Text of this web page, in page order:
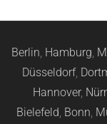
Berlin, Hamburg,
Düsseldorf,
Hannover,
Bielefeld, Bonn,